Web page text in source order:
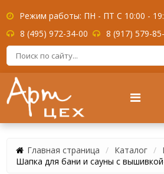
Режим работы: ПН - ПТ С 10:00 -
8 (495) 972-34-00
8 (917) 579-
Главная страница Каталог
Шапка для бани и сауны с